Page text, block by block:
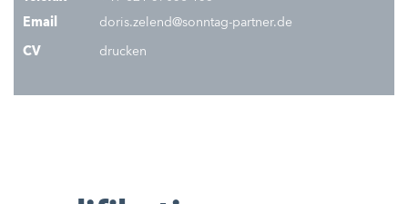
Email
doris.zelend@sonntag-partner.de
CV drucken